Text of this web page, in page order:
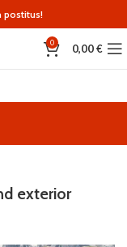
postitus!
0 0,00€
exterior